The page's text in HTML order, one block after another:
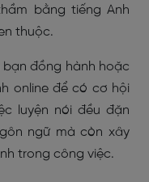
bằng tiếng Anh
thuộc.
bạn đồng hành hoặc
online để có cơ hội
luyện nói đều đặn
ngữ mà còn xây
trong công việc.